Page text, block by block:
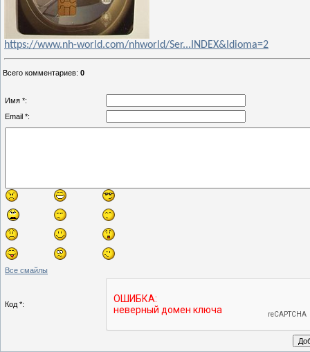
https://www.nh-world.com/nhworld/Ser...INDEX&Idioma=2
Всего комментариев: 0
Имя *:
Email *:
Все смайлы
Код *: